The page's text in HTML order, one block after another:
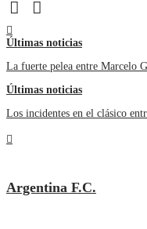
Últimas noticias
La fuerte pelea entre Marcelo
Últimas noticias
Los incidentes en el clásico
Argentina F.C.